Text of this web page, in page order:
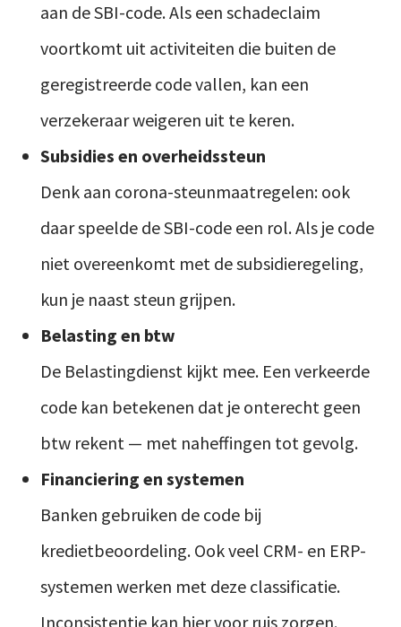
aan de SBI-code. Als een schadeclaim
voortkomt uit activiteiten die buiten de
geregistreerde code vallen, kan een
verzekeraar weigeren uit te keren.
Subsidies en overheidssteun
Denk aan corona-steunmaatregelen: ook
daar speelde de SBI-code een rol. Als je code
niet overeenkomt met de subsidieregeling,
kun je naast steun grijpen.
Belasting en btw
De Belastingdienst kijkt mee. Een verkeerde
code kan betekenen dat je onterecht geen
btw rekent — met naheffingen tot gevolg.
Financiering en systemen
Banken gebruiken de code bij
kredietbeoordeling. Ook veel CRM- en ERP-
systemen werken met deze classificatie.
Inconsistentie kan hier voor ruis zorgen.